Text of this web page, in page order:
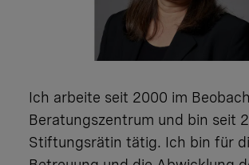
Ich arbeite seit 2000 im
Beratungszentrum und bin seit
Stiftungsrätin tätig. Ich bin für